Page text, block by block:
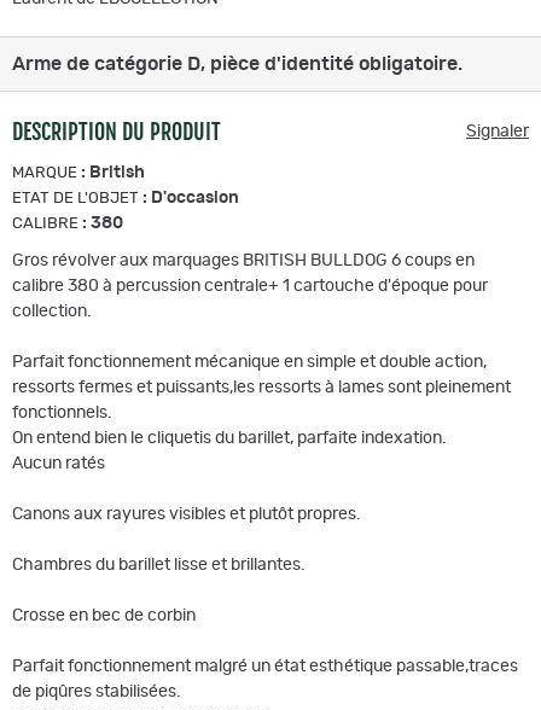
Arme de catégorie D, pièce d'identité obligatoire.
DESCRIPTION DU PRODUIT Signaler
MARQUE : British
ETAT DE L'OBJET : D'occasion
CALIBRE : 380
Gros révolver aux marquages BRITISH BULLDOG 6 coups en
calibre 380 à percussion centrale+ 1 cartouche d'époque pour
collection.
Parfait fonctionnement mécanique en simple et double action,
ressorts fermes et puissants,les ressorts à lames sont pleinement
fonctionnels.
On entend bien le cliquetis du barillet, parfaite indexation.
Aucun ratés
Canons aux rayures visibles et plutôt propres.
Chambres du barillet lisse et brillantes.
Crosse en bec de corbin
Parfait fonctionnement malgré un état esthétique passable,traces
de piqûres stabilisées.